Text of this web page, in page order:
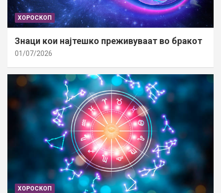
ХОРОСКОП
Знаци кои најтешко преживуваат во бракот
01/07/2026
ХОРОСКОП